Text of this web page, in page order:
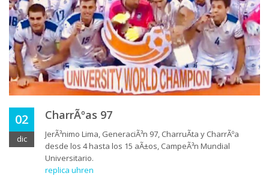
02
dic
CharrÃºas 97
JerÃ³nimo Lima, GeneraciÃ³n 97, CharruÃ­ta y CharrÃºa
desde los 4 hasta los 15 aÃ±os, CampeÃ³n Mundial
Universitario.
replica uhren